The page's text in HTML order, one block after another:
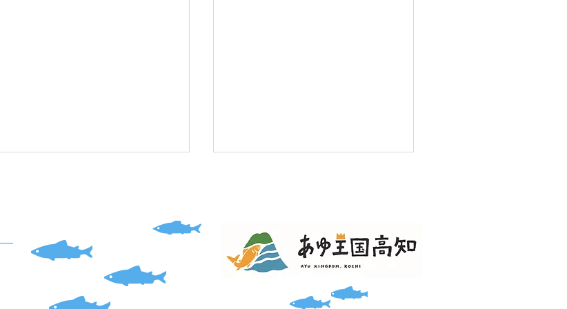
「ダイワのオトリ缶」を預か
っています
「仁淀川親子ふれあい交流体
験」実施。一部変更あり。